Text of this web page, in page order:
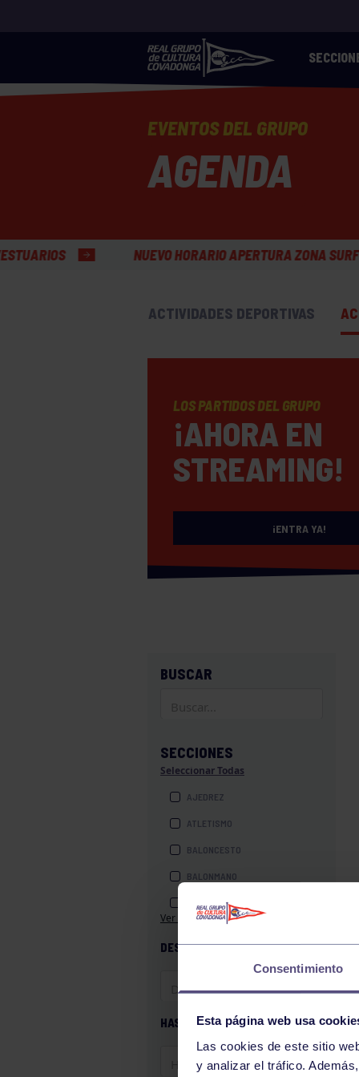
Consentimiento
Esta página web usa
Las cookies de este sitio
y analizar el tráfico.
EVENTOS DEL GRUPO
AGENDA
NUEVO HORARIO APERTURA ZONA SURF GRUPÍN
ACTIVIDADES DEPORTIVAS
LOS PARTIDOS DEL GRUPO
¡AHORA EN
STREAMING!
¡ENTRA YA!
BUSCAR
SECCIONES
Seleccionar Todas
AJEDREZ
ATLETISMO
BALONCESTO
BALONMANO
GAF
Ver más secciones
DESDE
HASTA